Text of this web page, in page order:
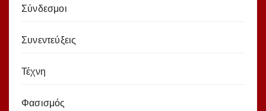
Σύνδεσμοι
Συνεντεύξεις
Τέχνη
Φασισμός